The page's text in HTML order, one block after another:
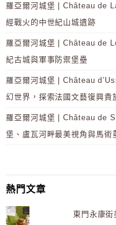
羅亞爾河城堡 | Château de
經戰火的中世紀山城遺跡
羅亞爾河城堡 | Château de
紀古城與軍事防禦堡壘
羅亞爾河城堡 | Château
幻世界，探索法國文藝復興貴
羅亞爾河城堡 | Château de
堡、盧瓦河畔最美視角與馬術
熱門文章
東門永康